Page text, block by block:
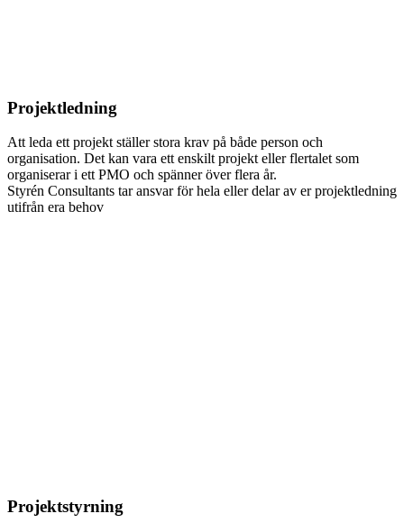
Projektledning
Att leda ett projekt ställer stora krav på både person och
organisation. Det kan vara ett enskilt projekt eller flertalet som
organiserar i ett PMO och spänner över flera år.
Styrén Consultants tar ansvar för hela eller delar av er projektledning
utifrån era behov
Projektstyrning